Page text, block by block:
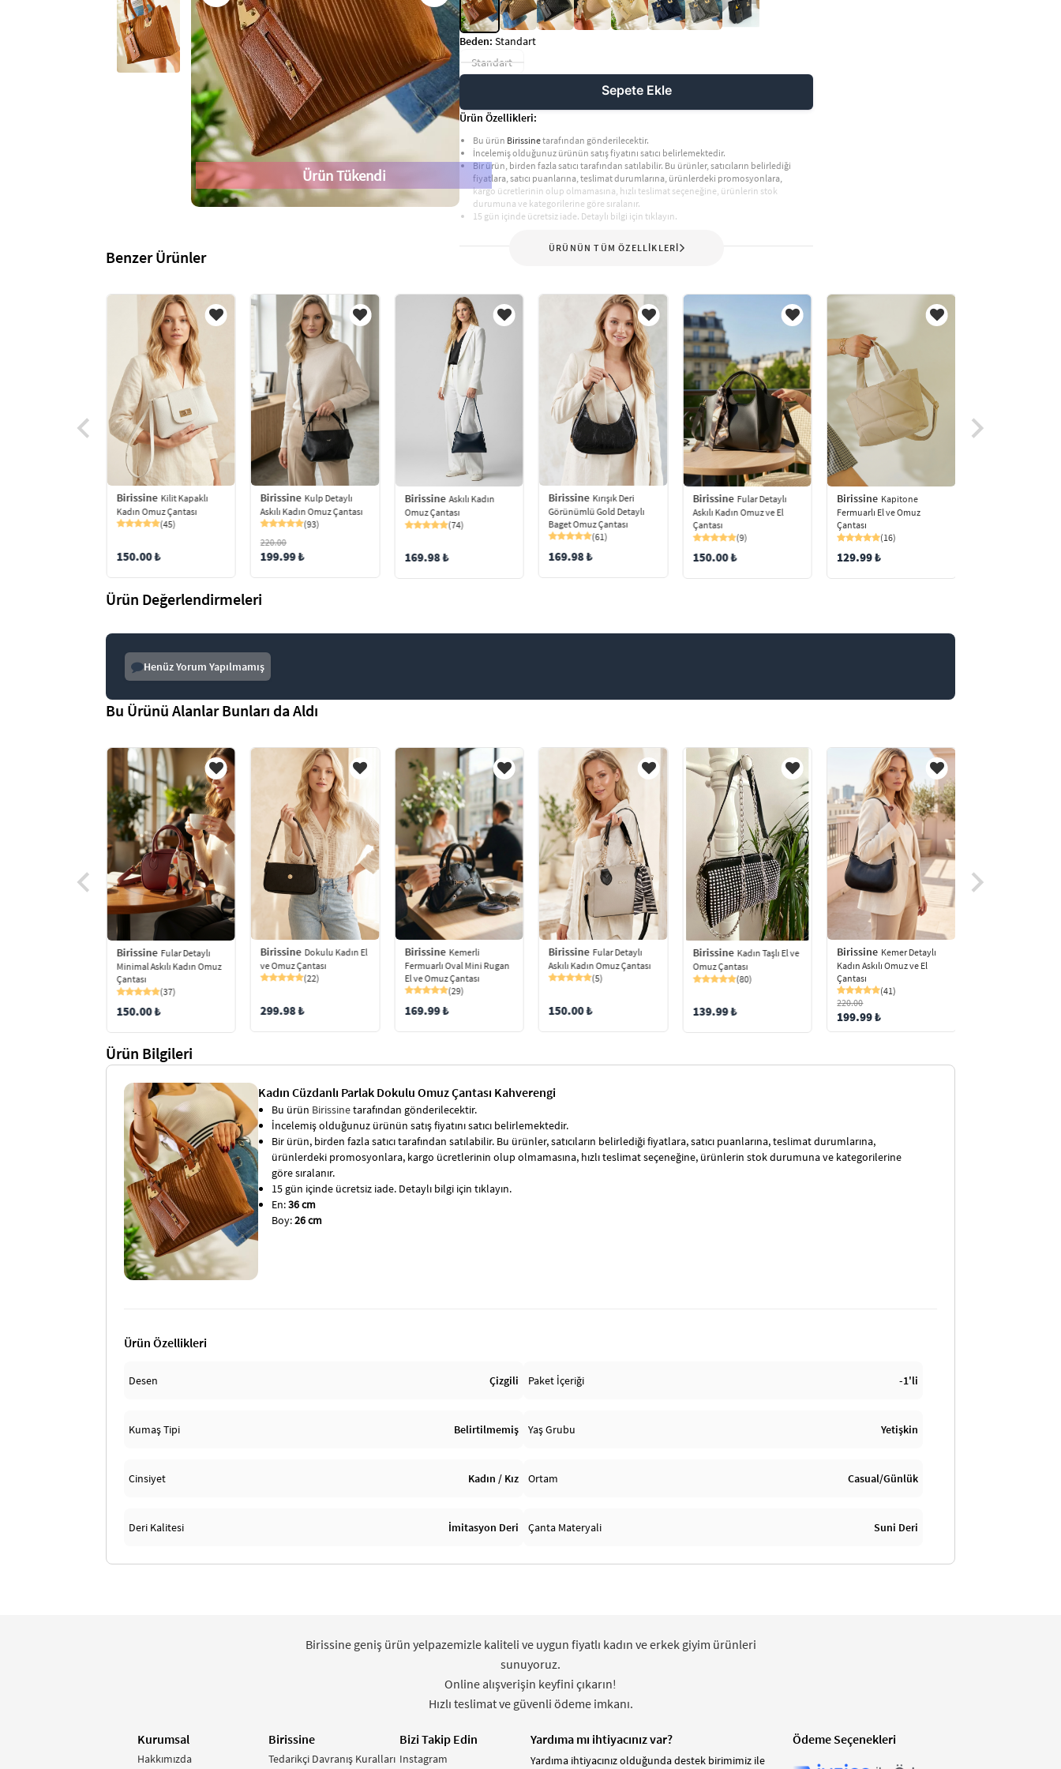
Ürün Tükendi
Beden: Standart
Standart
Sepete Ekle
Ürün Özellikleri:
Bu ürün Birissinetarafından gönderilecektir.
İncelemiş olduğunuz ürünün satış fiyatını satıcı belirlemektedir.
Bir ürün, birden fazla satıcı tarafından satılabilir. Bu ürünler, satıcıların belirlediği
fiyatlara, satıcı puanlarına, teslimat durumlarına, ürünlerdeki promosyonlara,
kargo ücretlerinin olup olmamasına, hızlı teslimat seçeneğine, ürünlerin stok
durumuna ve kategorilerine göre sıralanır.
15 gün içinde ücretsiz iade. Detaylı bilgi için tıklayın.
ÜRÜNÜN TÜM ÖZELLİKLERİ
Benzer Ürünler
Birissine Kilit Kapaklı
Kadın Omuz Çantası
(45)
150.00 ₺
Birissine Kulp Detaylı
Askılı Kadın Omuz Çantası
(93)
220.00
199.99 ₺
Birissine Askılı Kadın
Omuz Çantası
(74)
169.98 ₺
Birissine Kırışık Deri
Görünümlü Gold Detaylı
Baget Omuz Çantası
(61)
169.98 ₺
Birissine Fular Detaylı
Askılı Kadın Omuz ve El
Çantası
(9)
150.00 ₺
Birissine Kapitone
Fermuarlı El ve Omuz
Çantası
(16)
129.99 ₺
Ürün Değerlendirmeleri
Henüz Yorum Yapılmamış
Bu Ürünü Alanlar Bunları da Aldı
Birissine Fular Detaylı
Minimal Askılı Kadın Omuz
Çantası
(37)
150.00 ₺
Birissine Dokulu Kadın El
ve Omuz Çantası
(22)
299.98 ₺
Birissine Kemerli
Fermuarlı Oval Mini Rugan
El ve Omuz Çantası
(29)
169.99 ₺
Birissine Fular Detaylı
Askılı Kadın Omuz Çantası
(5)
150.00 ₺
Birissine Kadın Taşlı El ve
Omuz Çantası
(80)
139.99 ₺
Birissine Kemer Detaylı
Kadın Askılı Omuz ve El
Çantası
(41)
220.00
199.99 ₺
Ürün Bilgileri
Kadın Cüzdanlı Parlak Dokulu Omuz Çantası Kahverengi
Bu ürün Birissinetarafından gönderilecektir.
İncelemiş olduğunuz ürünün satış fiyatını satıcı belirlemektedir.
Bir ürün, birden fazla satıcı tarafından satılabilir. Bu ürünler, satıcıların belirlediği fiyatlara, satıcı puanlarına, teslimat durumlarına,
ürünlerdeki promosyonlara, kargo ücretlerinin olup olmamasına, hızlı teslimat seçeneğine, ürünlerin stok durumuna ve kategorilerine
göre sıralanır.
15 gün içinde ücretsiz iade. Detaylı bilgi için tıklayın.
En:36 cm
Boy:26 cm
Ürün Özellikleri
Desen Çizgili Paket İçeriği -1'li
Kumaş Tipi Belirtilmemiş Yaş Grubu Yetişkin
Cinsiyet Kadın / Kız Ortam Casual/Günlük
Deri Kalitesi İmitasyon Deri Çanta Materyali Suni Deri
Birissine geniş ürün yelpazemizle kaliteli ve uygun fiyatlı kadın ve erkek giyim ürünleri
sunuyoruz.
Online alışverişin keyfini çıkarın!
Hızlı teslimat ve güvenli ödeme imkanı.
Kurumsal
Hakkımızda
Birissine
Tedarikçi Davranış Kuralları
Bizi Takip Edin
Instagram
Yardıma mı ihtiyacınız var?
Yardıma ihtiyacınız olduğunda destek birimimiz ile
Ödeme Seçenekleri